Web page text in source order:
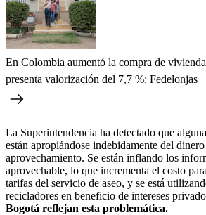
En Colombia aumentó la compra de
presenta valorización del 7,7 %: Fedelonjas
La Superintendencia ha detectado que
están apropiándose indebidamente del
aprovechamiento. Se están inflando los
aprovechable, lo que incrementa el costo
tarifas del servicio de aseo, y se está
recicladores en beneficio de intereses
Bogotá reflejan esta problemática.